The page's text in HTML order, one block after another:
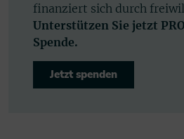
finanziert sich durch
Unterstützen Sie jetzt
Spende.
Jetzt spenden